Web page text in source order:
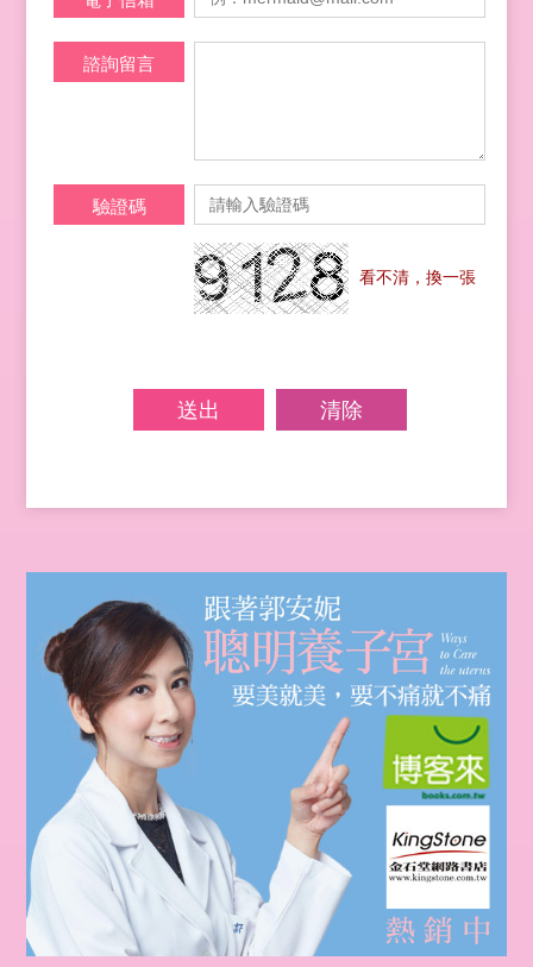
諮詢留言
驗證碼
看不清，換一張
送出 清除